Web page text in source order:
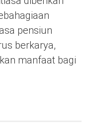
pensiun
berkarya,
manfaat bagi